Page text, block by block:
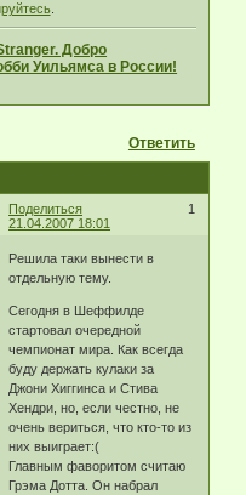
.
Добро
Уильямса в России!
Ответить
Поделиться
1
21.04.2007 18:01
Решила таки вынести в
отдельную тему.
Сегодня в Шеффилде
стартовал очередной
чемпионат мира. Как всегда
буду держать кулаки за
Джони Хиггинса и Стива
Хендри, но, если честно, не
очень вериться, что кто-то из
них выиграет:(
Главным фаворитом считаю
Грэма Дотта. Он набрал